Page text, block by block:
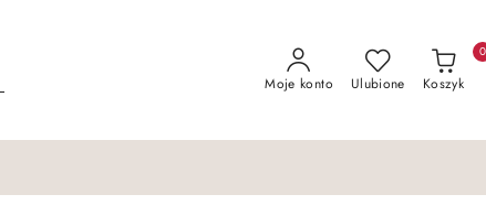
Moje konto Ulubione Koszyk
0